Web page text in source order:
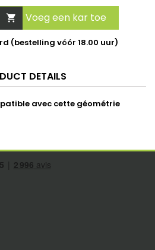
 Voeg een kar toe
(bestelling vóór 18.00 uur)
DETAILS
avec cette géométrie